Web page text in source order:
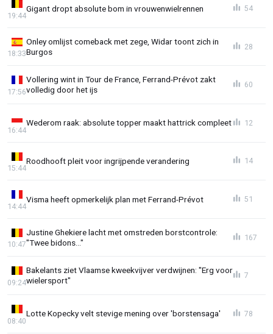
Gigant dropt absolute bom in vrouwenwielrennen
19:44
54
Onley omlijst comeback met zege, Widar toont zich in
Burgos
18:33
28
Vollering wint in Tour de France, Ferrand-Prévot zakt
volledig door het ijs
17:56
60
Wederom raak: absolute topper maakt hattrick compleet
16:44
12
Roodhooft pleit voor ingrijpende verandering
15:44
14
Visma heeft opmerkelijk plan met Ferrand-Prévot
14:44
51
Justine Ghekiere lacht met omstreden borstcontrole:
"Twee bidons..."
10:47
167
Bakelants ziet Vlaamse kweekvijver verdwijnen: "Erg voor
wielersport"
09:24
7
Lotte Kopecky velt stevige mening over 'borstensaga'
08:40
78